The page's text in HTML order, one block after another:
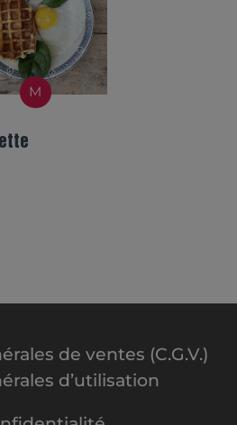
M
de ventes (C.G.V.)
d’utilisation